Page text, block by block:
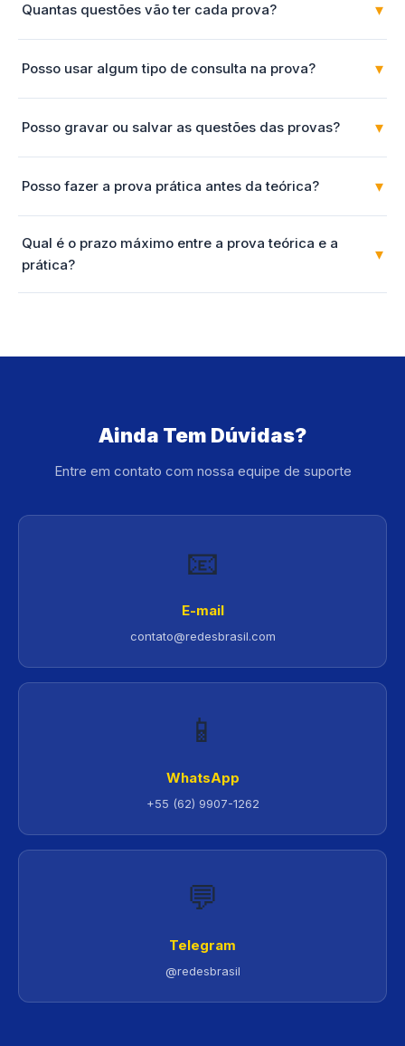
Quantas questões vão ter cada prova? ▾
Posso usar algum tipo de consulta na prova? ▾
Posso gravar ou salvar as questões das provas? ▾
Posso fazer a prova prática antes da teórica? ▾
Qual é o prazo máximo entre a prova teórica e a
prática?
▾
Ainda Tem Dúvidas?
Entre em contato com nossa equipe de suporte
📧
E-mail
contato@redesbrasil.com
📱
WhatsApp
+55 (62) 9907-1262
💬
Telegram
@redesbrasil